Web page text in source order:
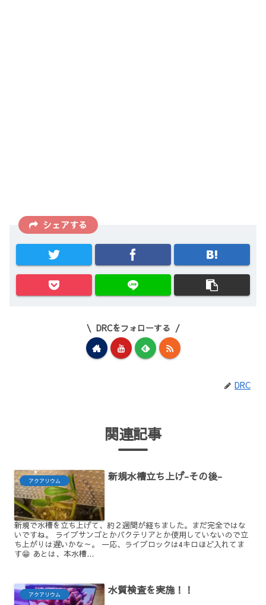
シェアする
DRCをフォローする
DRC
関連記事
アクアリウム 新規水槽立ち上げ-その後-
新規で水槽を立ち上げて、約２週間が経ちました。まだ完全ではな
いですね。 ライブサンゴとかバクテリアとか使用していないので立
ち上がりは遅いかな～。 一応、ライブロックは4キロほど入れてま
す😁 あとは、本水槽...
アクアリウム 水質検査を実施！！